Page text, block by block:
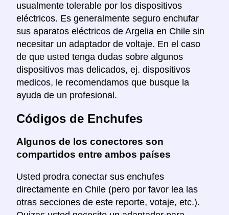
usualmente tolerable por los dispositivos
eléctricos. Es generalmente seguro enchufar
sus aparatos eléctricos de Argelia en Chile sin
necesitar un adaptador de voltaje. En el caso
de que usted tenga dudas sobre algunos
dispositivos mas delicados, ej. dispositivos
medicos, le recomendamos que busque la
ayuda de un profesional.
Códigos de Enchufes
Algunos de los conectores son
compartidos entre ambos países
Usted prodra conectar sus enchufes
directamente en Chile (pero por favor lea las
otras secciones de este reporte, votaje, etc.).